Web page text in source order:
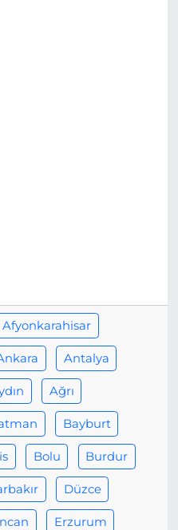
Afyonkarahisar
Antalya
Ağrı
Bayburt
Bolu Burdur
Düzce
Erzurum